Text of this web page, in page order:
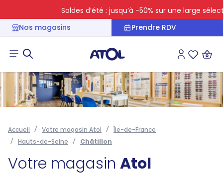
Soldes d’été : jusqu’à -50% sur une large
Nos magasins
Prendre RDV
Connexion
Accueil Votre magasin Atol
Île-de-France
Hauts-de-Seine
Châtillon
Votre magasin Atol